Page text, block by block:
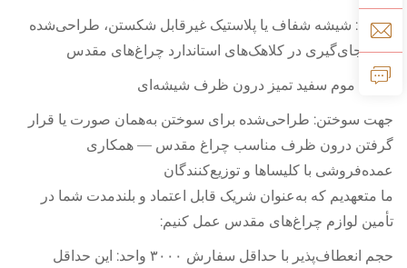
ظرف: شیشه شفاف یا پلاستیک غیرقابل شکستن، طراحی‌شده
برای جای‌گیری در کلاهک‌های استاندارد چراغ‌های مقدس
ظاهر: موم سفید تمیز درون ظرف شیشه‌ای
جهت سوختن: طراحی‌شده برای سوختن به‌همان صورت یا قرار
گرفتن درون ظرف مناسب چراغ مقدس — همکاری
عمده‌فروشی با کلیساها و توزیع‌کنندگان
ما متعهدیم که به‌عنوان شریک قابل اعتماد و بلندمدت شما در
تأمین لوازم چراغ‌های مقدس عمل کنیم:
حجم انعطاف‌پذیر با حداقل سفارش ۳۰۰۰ واحد: این حداقل